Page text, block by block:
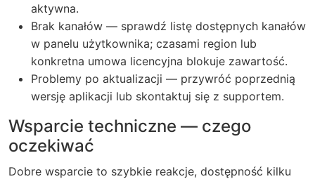
aktywna.
Brak kanałów — sprawdź listę dostępnych kanałów
w panelu użytkownika; czasami region lub
konkretna umowa licencyjna blokuje zawartość.
Problemy po aktualizacji — przywróć poprzednią
wersję aplikacji lub skontaktuj się z supportem.
Wsparcie techniczne — czego
oczekiwać
Dobre wsparcie to szybkie reakcje, dostępność kilku